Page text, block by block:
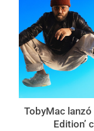
TobyMac lanzó
Edition’